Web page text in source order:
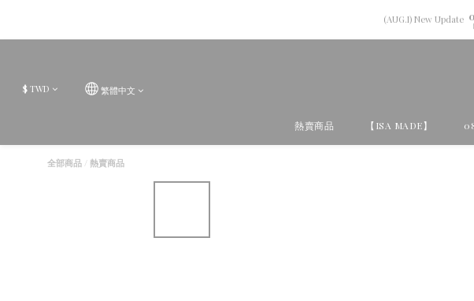
(AUG.I) New Update 0
$ TWD 繁體中文
熱賣商品 【ISA MADE】
全部商品 熱賣商品